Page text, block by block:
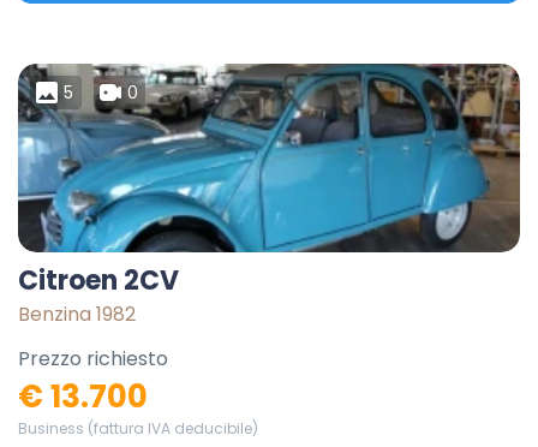
5 0
Citroen 2CV
Benzina 1982
Prezzo richiesto
€ 13.700
Business (fattura IVA deducibile)